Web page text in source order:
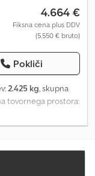
4.664 €
Fiksna cena plus DDV
(5.550 € bruto)
Pokliči
2.425 kg, skupna
tovornega prostora:
tovornega prostora:
Car Transport
3,000 kg, braked